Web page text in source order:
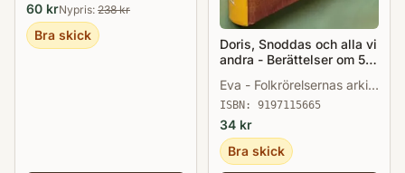
60 krNypris: 238kr
Bra skick
Doris, Snoddas och alla vi
andra - Berättelser om 50-
Eva - Folkrörelsernas arkiv
i örebro län - Föreningen
Liv i Sverige Dahlström
ISBN: 9197115665
34 kr
Bra skick